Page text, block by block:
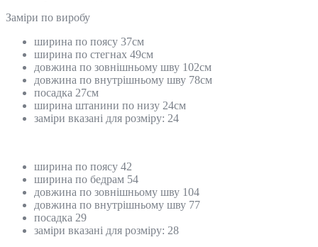
Замiри по виробу
ширина по поясу 37см
ширина по стегнах 49см
довжина по зовнішньому шву 102см
довжина по внутрішньому шву 78см
посадка 27см
ширина штанини по низу 24см
заміри вказані для розміру: 24
ширина по поясу 42
ширина по бедрам 54
довжина по зовнішньому шву 104
довжина по внутрішньому шву 77
посадка 29
заміри вказані для розміру: 28